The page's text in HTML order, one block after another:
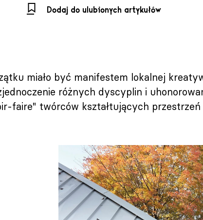
Dodaj do ulubionych artykułów
miało być manifestem lokalnej
różnych dyscyplin i
faire" twórców kształtujących przestrzeń